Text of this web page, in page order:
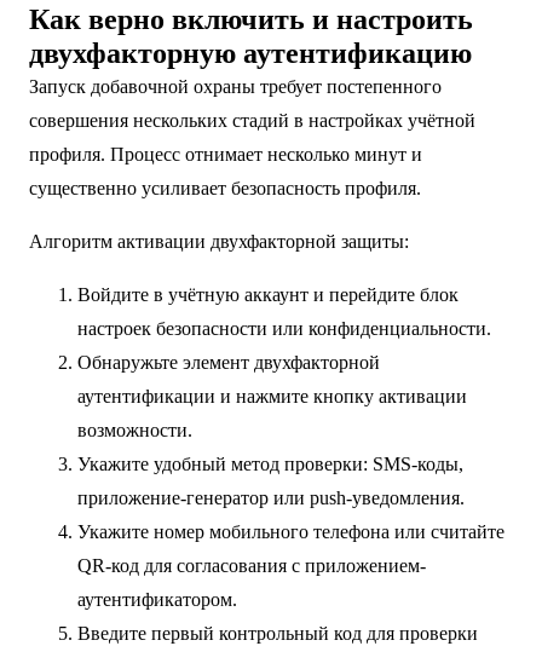
Как верно включить и настроить
двухфакторную аутентификацию
Запуск добавочной охраны требует постепенного
совершения нескольких стадий в настройках учётной
профиля. Процесс отнимает несколько минут и
существенно усиливает безопасность профиля.
Алгоритм активации двухфакторной защиты:
Войдите в учётную аккаунт и перейдите блок
настроек безопасности или конфиденциальности.
Обнаружьте элемент двухфакторной
аутентификации и нажмите кнопку активации
возможности.
Укажите удобный метод проверки: SMS-коды,
приложение-генератор или push-уведомления.
Укажите номер мобильного телефона или считайте
QR-код для согласования с приложением-
аутентификатором.
Введите первый контрольный код для проверки